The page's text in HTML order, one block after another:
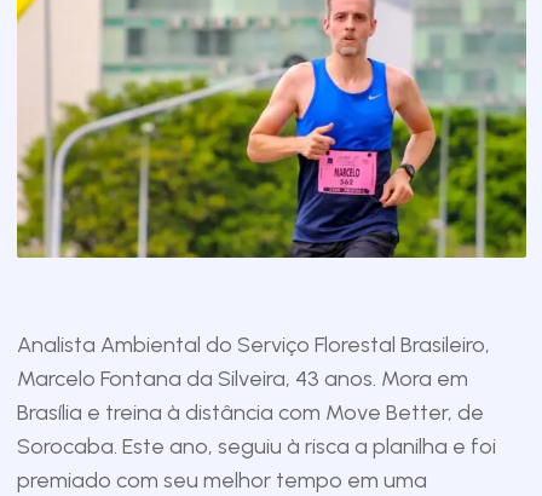
Analista Ambiental do Serviço Florestal Brasileiro,
Marcelo Fontana da Silveira, 43 anos. Mora em
Brasília e treina à distância com Move Better, de
Sorocaba. Este ano, seguiu à risca a planilha e foi
premiado com seu melhor tempo em uma